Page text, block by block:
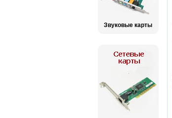
Звуковые карты